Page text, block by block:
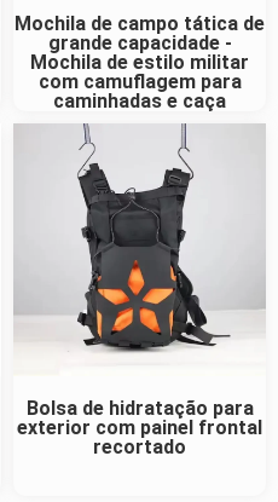
Mochila de campo tática de
grande capacidade -
Mochila de estilo militar
com camuflagem para
caminhadas e caça
Bolsa de hidratação para
exterior com painel frontal
recortado